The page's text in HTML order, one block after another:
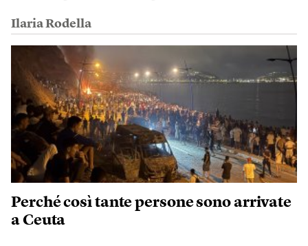
Ilaria Rodella
Perché così tante persone sono arrivate
a Ceuta